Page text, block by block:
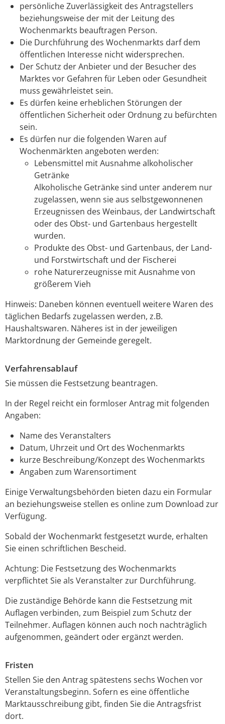
persönliche Zuverlässigkeit des Antragstellers
beziehungsweise der mit der Leitung des
Wochenmarkts beauftragen Person.
Die Durchführung des Wochenmarkts darf dem
öffentlichen Interesse nicht widersprechen.
Der Schutz der Anbieter und der Besucher des
Marktes vor Gefahren für Leben oder Gesundheit
muss gewährleistet sein.
Es dürfen keine erheblichen Störungen der
öffentlichen Sicherheit oder Ordnung zu befürchten
sein.
Es dürfen nur die folgenden Waren auf
Wochenmärkten angeboten werden:
Lebensmittel mit Ausnahme alkoholischer
Getränke
Alkoholische Getränke sind unter anderem nur
zugelassen, wenn sie aus selbstgewonnenen
Erzeugnissen des Weinbaus, der Landwirtschaft
oder des Obst- und Gartenbaus hergestellt
wurden.
Produkte des Obst- und Gartenbaus, der Land-
und Forstwirtschaft und der Fischerei
rohe Naturerzeugnisse mit Ausnahme von
größerem Vieh
Hinweis: Daneben können eventuell weitere Waren des
täglichen Bedarfs zugelassen werden, z.B.
Haushaltswaren. Näheres ist in der jeweiligen
Marktordnung der Gemeinde geregelt.
Verfahrensablauf
Sie müssen die Festsetzung beantragen.
In der Regel reicht ein formloser Antrag mit folgenden
Angaben:
Name des Veranstalters
Datum, Uhrzeit und Ort des Wochenmarkts
kurze Beschreibung/Konzept des Wochenmarkts
Angaben zum Warensortiment
Einige Verwaltungsbehörden bieten dazu ein Formular
an beziehungsweise stellen es online zum Download zur
Verfügung.
Sobald der Wochenmarkt festgesetzt wurde, erhalten
Sie einen schriftlichen Bescheid.
Achtung: Die Festsetzung des Wochenmarkts
verpflichtet Sie als Veranstalter zur Durchführung.
Die zuständige Behörde kann die Festsetzung mit
Auflagen verbinden, zum Beispiel zum Schutz der
Teilnehmer. Auflagen können auch noch nachträglich
aufgenommen, geändert oder ergänzt werden.
Fristen
Stellen Sie den Antrag spätestens sechs Wochen vor
Veranstaltungsbeginn. Sofern es eine öffentliche
Marktausschreibung gibt, finden Sie die Antragsfrist
dort.